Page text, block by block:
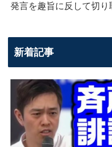
発言を趣旨に反して切り
新着記事